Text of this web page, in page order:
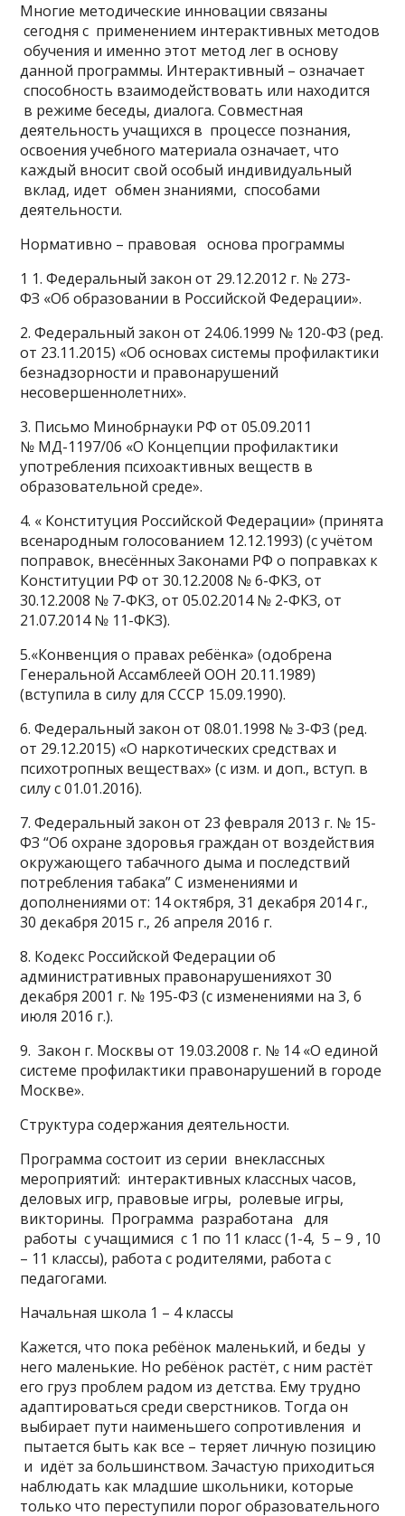
Многие методические инновации связаны
сегодня с применением интерактивных методов
обучения и именно этот метод лег в основу
данной программы. Интерактивный – означает
способность взаимодействовать или находится
в режиме беседы, диалога. Совместная
деятельность учащихся в процессе познания,
освоения учебного материала означает, что
каждый вносит свой особый индивидуальный
вклад, идет обмен знаниями, способами
деятельности.
Нормативно – правовая основа программы
1 1. Федеральный закон от 29.12.2012 г. № 273-
ФЗ «Об образовании в Российской Федерации».
2. Федеральный закон от 24.06.1999 № 120-ФЗ (ред.
от 23.11.2015) «Об основах системы профилактики
безнадзорности и правонарушений
несовершеннолетних».
3. Письмо Минобрнауки РФ от 05.09.2011
№ МД-1197/06 «О Концепции профилактики
употребления психоактивных веществ в
образовательной среде».
4. « Конституция Российской Федерации» (принята
всенародным голосованием 12.12.1993) (с учётом
поправок, внесённых Законами РФ о поправках к
Конституции РФ от 30.12.2008 № 6-ФКЗ, от
30.12.2008 № 7-ФКЗ, от 05.02.2014 № 2-ФКЗ, от
21.07.2014 № 11-ФКЗ).
5.«Конвенция о правах ребёнка» (одобрена
Генеральной Ассамблеей ООН 20.11.1989)
(вступила в силу для СССР 15.09.1990).
6. Федеральный закон от 08.01.1998 № 3-ФЗ (ред.
от 29.12.2015) «О наркотических средствах и
психотропных веществах» (с изм. и доп., вступ. в
силу с 01.01.2016).
7. Федеральный закон от 23 февраля 2013 г. № 15-
ФЗ “Об охране здоровья граждан от воздействия
окружающего табачного дыма и последствий
потребления табака” С изменениями и
дополнениями от: 14 октября, 31 декабря 2014 г.,
30 декабря 2015 г., 26 апреля 2016 г.
8. Кодекс Российской Федерации об
административных правонарушенияхот 30
декабря 2001 г. № 195-ФЗ (с изменениями на 3, 6
июля 2016 г.).
9. Закон г. Москвы от 19.03.2008 г. № 14 «О единой
системе профилактики правонарушений в городе
Москве».
Структура содержания деятельности.
Программа состоит из серии внеклассных
мероприятий: интерактивных классных часов,
деловых игр, правовые игры, ролевые игры,
викторины. Программа разработана для
работы с учащимися с 1 по 11 класс (1-4, 5 – 9 , 10
– 11 классы), работа с родителями, работа с
педагогами.
Начальная школа 1 – 4 классы
Кажется, что пока ребёнок маленький, и беды у
него маленькие. Но ребёнок растёт, с ним растёт
его груз проблем радом из детства. Ему трудно
адаптироваться среди сверстников. Тогда он
выбирает пути наименьшего сопротивления и
пытается быть как все – теряет личную позицию
и идёт за большинством. Зачастую приходиться
наблюдать как младшие школьники, которые
только что переступили порог образовательного